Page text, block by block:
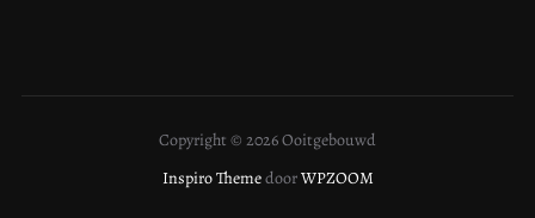
Copyright © 2026 Ooitgebouwd
Inspiro ThemedoorWPZOOM